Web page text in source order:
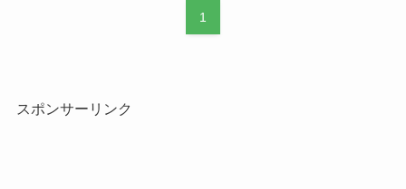
1
スポンサーリンク